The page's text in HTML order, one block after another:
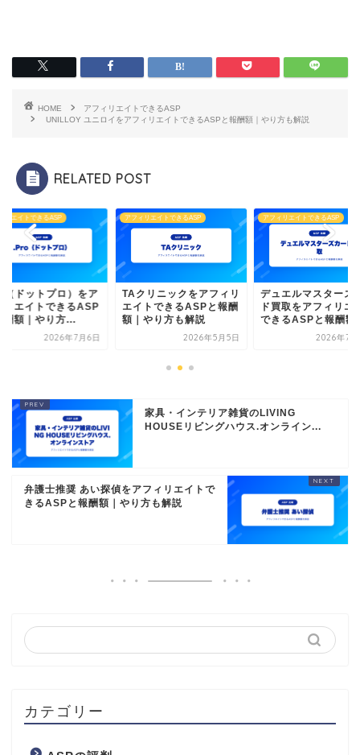
HOME
アフィリエイトできるASP
UNILLOY ユニロイをアフィリエイトできるASPと報酬額｜やり方も解説
RELATED POST
リエイトできるASP
（ドットプロ）をア
リエイトできるASP
酬額｜やり方...
2026年7月6日
アフィリエイトできるASP
TAクリニックをアフィリ
エイトできるASPと報酬
額｜やり方も解説
2026年5月5日
アフィリエイトできるASP
デュエルマスターズ
ド買取をアフィリエ
できるASPと報酬額
2026年7
家具・インテリア雑貨のLIVING
HOUSEリビングハウス.オンライン...
弁護士推奨 あい探偵をアフィリエイトで
きるASPと報酬額｜やり方も解説
カテゴリー